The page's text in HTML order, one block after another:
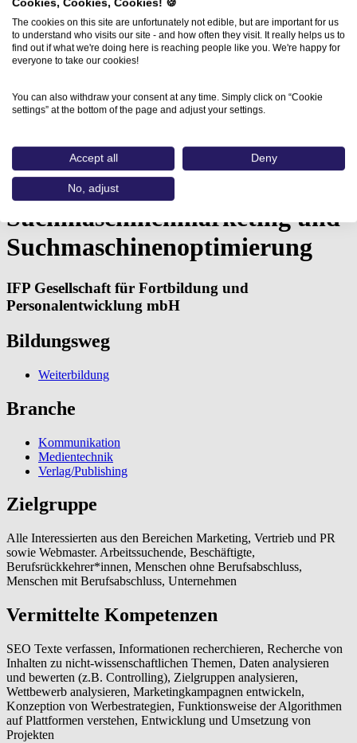
SEM und SEO -…
SEM und SEO -
Suchmaschinenmarketing und
Suchmaschinenoptimierung
IFP Gesellschaft für Fortbildung und
Personalentwicklung mbH
Bildungsweg
Weiterbildung
Branche
Kommunikation
Medientechnik
Verlag/Publishing
Zielgruppe
Alle Interessierten aus den Bereichen Marketing, Vertrieb und PR
sowie Webmaster. Arbeitssuchende, Beschäftigte,
Berufsrückkehrer*innen, Menschen ohne Berufsabschluss,
Menschen mit Berufsabschluss, Unternehmen
Vermittelte Kompetenzen
SEO Texte verfassen, Informationen recherchieren, Recherche von
Inhalten zu nicht-wissenschaftlichen Themen, Daten analysieren
und bewerten (z.B. Controlling), Zielgruppen analysieren,
Wettbewerb analysieren, Marketingkampagnen entwickeln,
Konzeption von Werbestrategien, Funktionsweise der Algorithmen
auf Plattformen verstehen, Entwicklung und Umsetzung von
Projekten
Cookies, Cookies, Cookies! 🍪
The cookies on this site are unfortunately not edible, but are important for us
to understand who visits our site - and how often they visit. It really helps us to
find out if what we're doing here is reaching people like you. We're happy for
everyone to take our cookies!
You can also withdraw your consent at any time. Simply click on “Cookie
settings” at the bottom of the page and adjust your settings.
Accept all Deny
No, adjust